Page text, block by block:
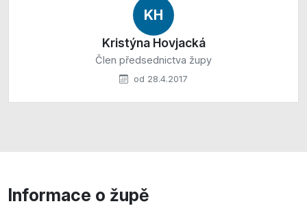
KH
Kristýna Hovjacká
Člen předsednictva župy
od 28.4.2017
Informace o župě